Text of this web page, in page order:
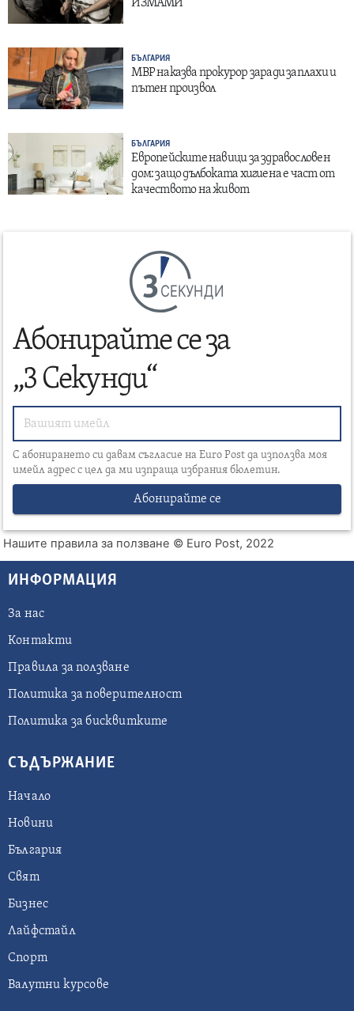
ИЗМАМИ
БЪЛГАРИЯ
МВР наказва прокурор заради заплахи и
пътен произвол
БЪЛГАРИЯ
Европейските навици за здравословен
дом: защо дълбоката хигиена е част от
качеството на живот
СЕКУНДИ
Абонирайте се за
„3 Секунди“
С абонирането си давам съгласие на Euro Post да използва моя
имейл адрес с цел да ми изпраща избрания бюлетин.
Абонирайте се
Нашите правила за ползване © Euro Post, 2022
ИНФОРМАЦИЯ
За нас
Контакти
Правила за ползване
Политика за поверителност
Политика за бисквитките
СЪДЪРЖАНИЕ
Начало
Новини
България
Свят
Бизнес
Лайфстайл
Спорт
Валутни курсове